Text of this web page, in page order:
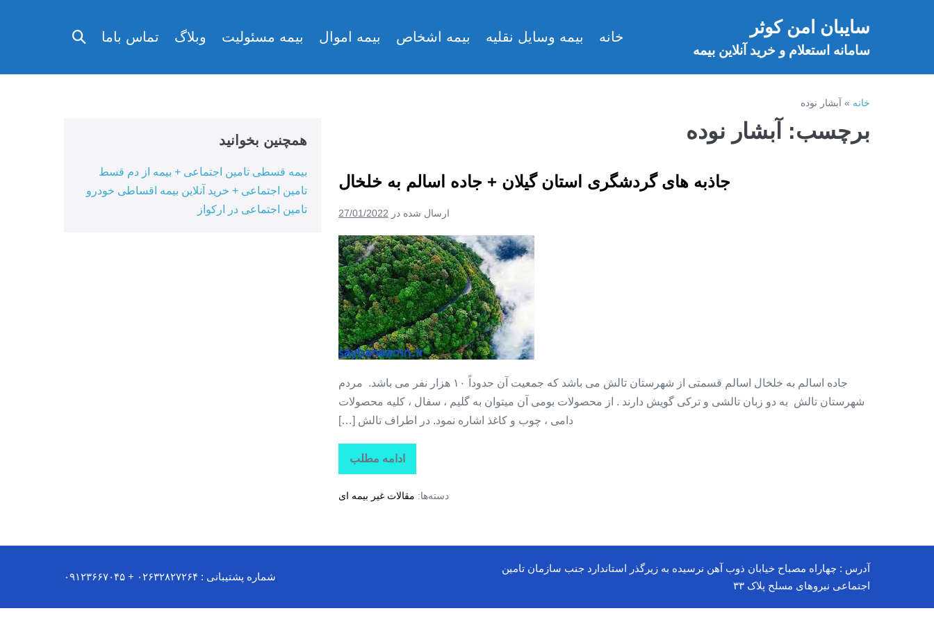
سایبان امن کوثر
سامانه استعلام و خرید آنلاین بیمه
خانه بیمه وسایل نقلیه بیمه اشخاص بیمه اموال بیمه مسئولیت وبلاگ تماس باما
تغییر
خانه » آبشار نوده
برچسب: آبشار نوده
جاذبه های گردشگری استان گیلان + جاده اسالم به خلخال
ارسال شده در 27/01/2022
جاذبه
های
گردشگری
استان
گیلان
+
جاده
به
جاده اسالم به خلخال اسالم قسمتی از شهرستان تالش می باشد که جمعیت آن حدوداً ۱۰ هزار نفر می باشد. مردم
شهرستان تالش به دو زبان تالشی و ترکی گویش دارند . از محصولات بومی آن میتوان به گلیم ، سفال ، کلیه محصولات
دامی ، چوب و کاغذ اشاره نمود. در اطراف تالش […]
ادامه مطلب
جاذبه
های
استان
دسته‌ها: مقالات غیر بیمه ای
همچنین بخوانید
بیمه قسطی تامین اجتماعی + بیمه از دم قسط
تامین اجتماعی + خرید آنلاین بیمه اقساطی خودرو
تامین اجتماعی در ارکواز
آدرس : چهاراه مصباح خیابان ذوب آهن نرسیده به زیرگذر استاندارد جنب سازمان تامین
اجتماعی نیروهای مسلح پلاک ۳۳
شماره پشتیبانی : ۰۲۶۳۲۸۲۷۲۶۴ + ۰۹۱۲۳۶۶۷۰۴۵